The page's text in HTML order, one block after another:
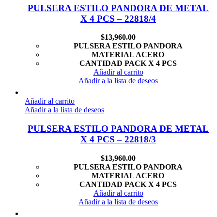
PULSERA ESTILO PANDORA DE METAL
X 4 PCS – 22818/4
$13,960.00
PULSERA ESTILO PANDORA
MATERIAL ACERO
CANTIDAD PACK X 4 PCS
Añadir al carrito
Añadir a la lista de deseos
Añadir al carrito
Añadir a la lista de deseos
PULSERA ESTILO PANDORA DE METAL
X 4 PCS – 22818/3
$13,960.00
PULSERA ESTILO PANDORA
MATERIAL ACERO
CANTIDAD PACK X 4 PCS
Añadir al carrito
Añadir a la lista de deseos